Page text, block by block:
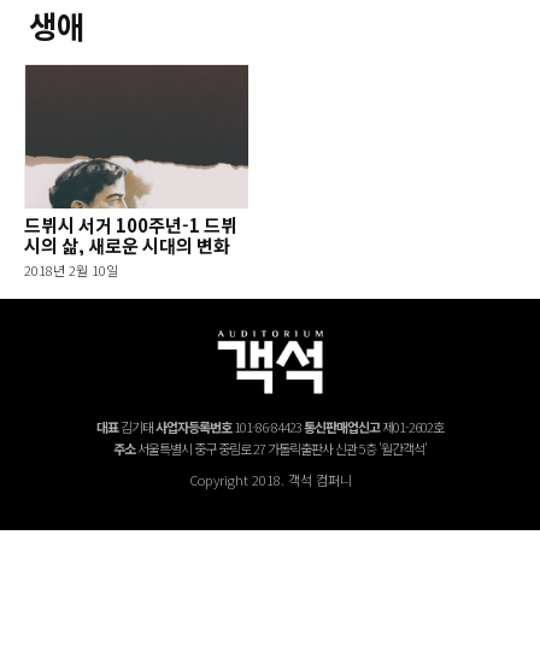
생애
드뷔시 서거 100주년-1 드뷔
시의 삶, 새로운 시대의 변화
2018년 2월 10일
대표김기태사업자등록번호101-86-84423통신판매업신고제01-2602호
주소서울특별시 중구 중림로 27 가톨릭출판사 신관 5층 '월간객석'
Copyright 2018. 객석 컴퍼니